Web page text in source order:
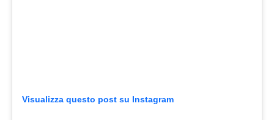
Visualizza questo post su Instagram